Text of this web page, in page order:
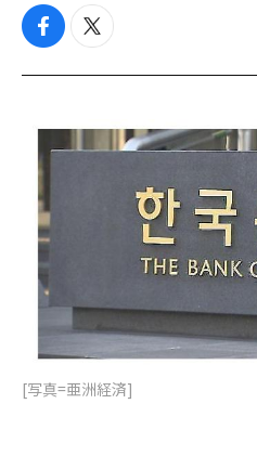
f
c
o
t
i
r
[写真=亜洲経済]